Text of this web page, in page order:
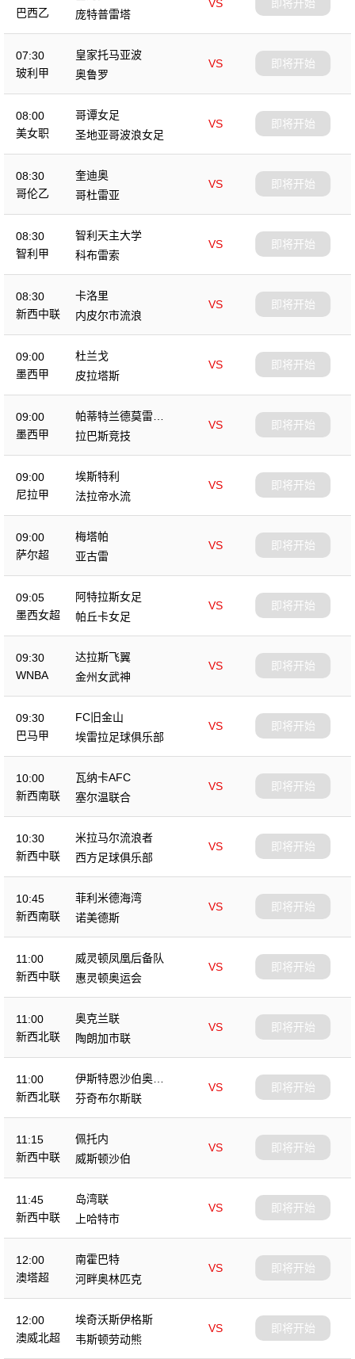
巴西乙
VS
庞特普雷塔
即将开始
07:30
玻利甲
皇家托马亚波
VS
奥鲁罗
即将开始
08:00
美女职
哥谭女足
VS
圣地亚哥波浪女足
即将开始
08:30
哥伦乙
奎迪奥
VS
哥杜雷亚
即将开始
08:30
智利甲
智利天主大学
VS
科布雷索
即将开始
08:30
新西中联
卡洛里
VS
内皮尔市流浪
即将开始
09:00
墨西甲
杜兰戈
VS
皮拉塔斯
即将开始
09:00
墨西甲
帕蒂特兰德莫雷洛
斯
VS
拉巴斯竞技
即将开始
09:00
尼拉甲
埃斯特利
VS
法拉帝水流
即将开始
09:00
萨尔超
梅塔帕
VS
亚古雷
即将开始
09:05
墨西女超
阿特拉斯女足
VS
帕丘卡女足
即将开始
09:30
WNBA
达拉斯飞翼
VS
金州女武神
即将开始
09:30
巴马甲
FC旧金山
VS
埃雷拉足球俱乐部
即将开始
10:00
新西南联
瓦纳卡AFC
VS
塞尔温联合
即将开始
10:30
新西中联
米拉马尔流浪者
VS
西方足球俱乐部
即将开始
10:45
新西南联
菲利米德海湾
VS
诺美德斯
即将开始
11:00
新西中联
威灵顿凤凰后备队
VS
惠灵顿奥运会
即将开始
11:00
新西北联
奥克兰联
VS
陶朗加市联
即将开始
11:00
新西北联
伊斯特恩沙伯奥克
兰
VS
芬奇布尔斯联
即将开始
11:15
新西中联
佩托内
VS
威斯顿沙伯
即将开始
11:45
新西中联
岛湾联
VS
上哈特市
即将开始
12:00
澳塔超
南霍巴特
VS
河畔奥林匹克
即将开始
12:00
澳威北超
埃奇沃斯伊格斯
VS
韦斯顿劳动熊
即将开始